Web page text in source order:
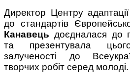
Директор Центру
до стандартів
Канавець доєдналася до
та презентувала
залученості до
творчих робіт серед молоді.